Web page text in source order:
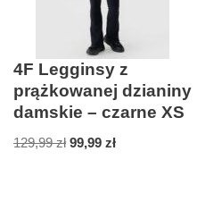
4F Legginsy z
prążkowanej dzianiny
damskie – czarne XS
129,99zł 99,99 zł